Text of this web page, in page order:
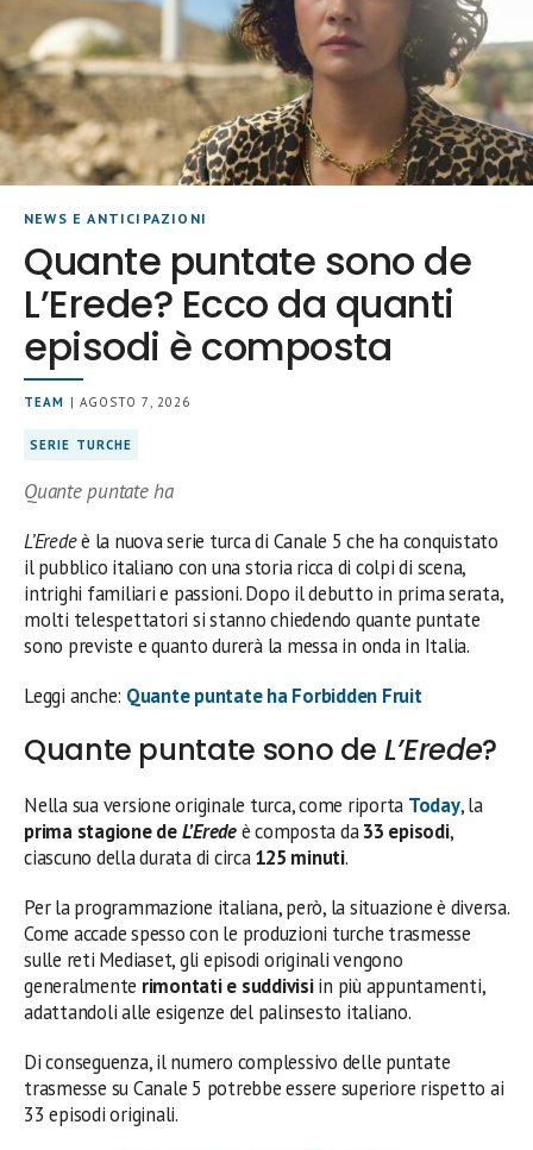
NEWS E ANTICIPAZIONI
Quante puntate sono de
L’Erede? Ecco da quanti
episodi è composta
TEAM | AGOSTO 7, 2026
SERIE TURCHE
Quante puntate ha
L’Eredeè la nuova serie turca di Canale 5 che ha conquistato
il pubblico italiano con una storia ricca di colpi di scena,
intrighi familiari e passioni. Dopo il debutto in prima serata,
molti telespettatori si stanno chiedendo quante puntate
sono previste e quanto durerà la messa in onda in Italia.
Leggi anche: Quante puntate ha Forbidden Fruit
Quante puntate sono de L’Erede?
Nella sua versione originale turca, come riporta Today, la
prima stagione deL’Eredeè composta da33 episodi,
ciascuno della durata di circa125 minuti.
Per la programmazione italiana, però, la situazione è diversa.
Come accade spesso con le produzioni turche trasmesse
sulle reti Mediaset, gli episodi originali vengono
generalmente rimontati e suddivisiin più appuntamenti,
adattandoli alle esigenze del palinsesto italiano.
Di conseguenza, il numero complessivo delle puntate
trasmesse su Canale 5 potrebbe essere superiore rispetto ai
33 episodi originali.